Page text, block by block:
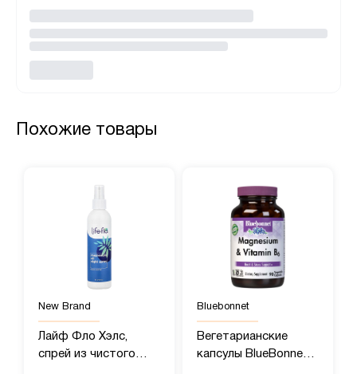
Похожие товары
New Brand
Лайф Фло Хэлс,
спрей из чистого
Bluebonnet
Вегетарианские
капсулы BlueBonnet